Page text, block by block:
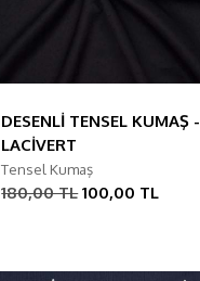
DESENLİ TENSEL KUMAŞ -
LACİVERT
Tensel Kumaş
180,00 TL 100,00 TL